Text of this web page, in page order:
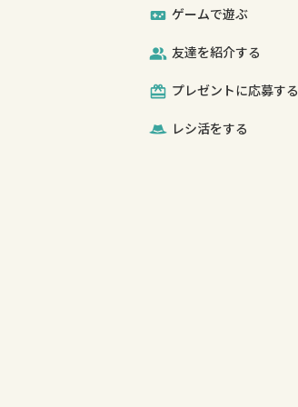
ゲームで遊ぶ
友達を紹介する
プレゼントに応募する
レシ活をする